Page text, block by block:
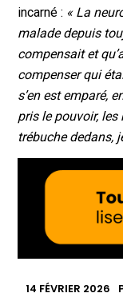
incarné : « La
malade depuis
compensait et
compenser qui
s’en est emparé,
pris le pouvoir, les
trébuche dedans,
14 FÉVRIER 2026